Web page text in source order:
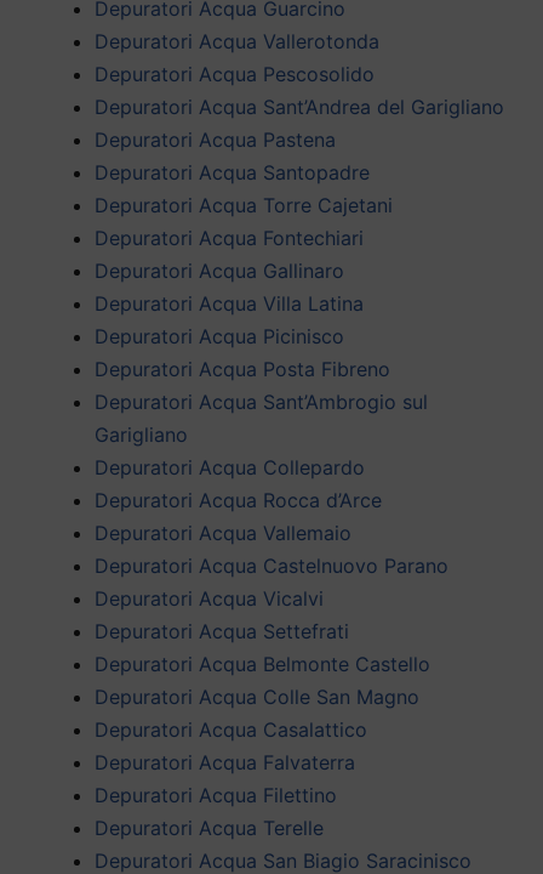
Depuratori Acqua Guarcino
Depuratori Acqua Vallerotonda
Depuratori Acqua Pescosolido
Depuratori Acqua Sant’Andrea del Garigliano
Depuratori Acqua Pastena
Depuratori Acqua Santopadre
Depuratori Acqua Torre Cajetani
Depuratori Acqua Fontechiari
Depuratori Acqua Gallinaro
Depuratori Acqua Villa Latina
Depuratori Acqua Picinisco
Depuratori Acqua Posta Fibreno
Depuratori Acqua Sant’Ambrogio sul
Garigliano
Depuratori Acqua Collepardo
Depuratori Acqua Rocca d’Arce
Depuratori Acqua Vallemaio
Depuratori Acqua Castelnuovo Parano
Depuratori Acqua Vicalvi
Depuratori Acqua Settefrati
Depuratori Acqua Belmonte Castello
Depuratori Acqua Colle San Magno
Depuratori Acqua Casalattico
Depuratori Acqua Falvaterra
Depuratori Acqua Filettino
Depuratori Acqua Terelle
Depuratori Acqua San Biagio Saracinisco